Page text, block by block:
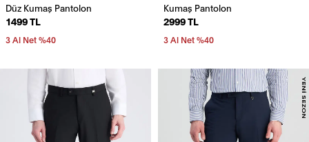
Düz Kumaş Pantolon
1499 TL
3 Al Net %40
Kumaş Pantolon
2999 TL
3 Al Net %40